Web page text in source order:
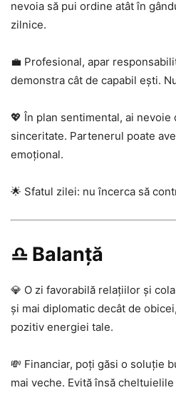
nevoia să pui ordine atât în
zilnice.
💼 Profesional, apar
demonstra cât de capabil ești.
💖 În plan sentimental, ai nevoie
sinceritate. Partenerul poate
emoțional.
🌟 Sfatul zilei: nu încerca să
♎ Balanță
💎 O zi favorabilă relațiilor și
și mai diplomatic decât de
pozitiv energiei tale.
💸 Financiar, poți găsi o soluție
mai veche. Evită însă